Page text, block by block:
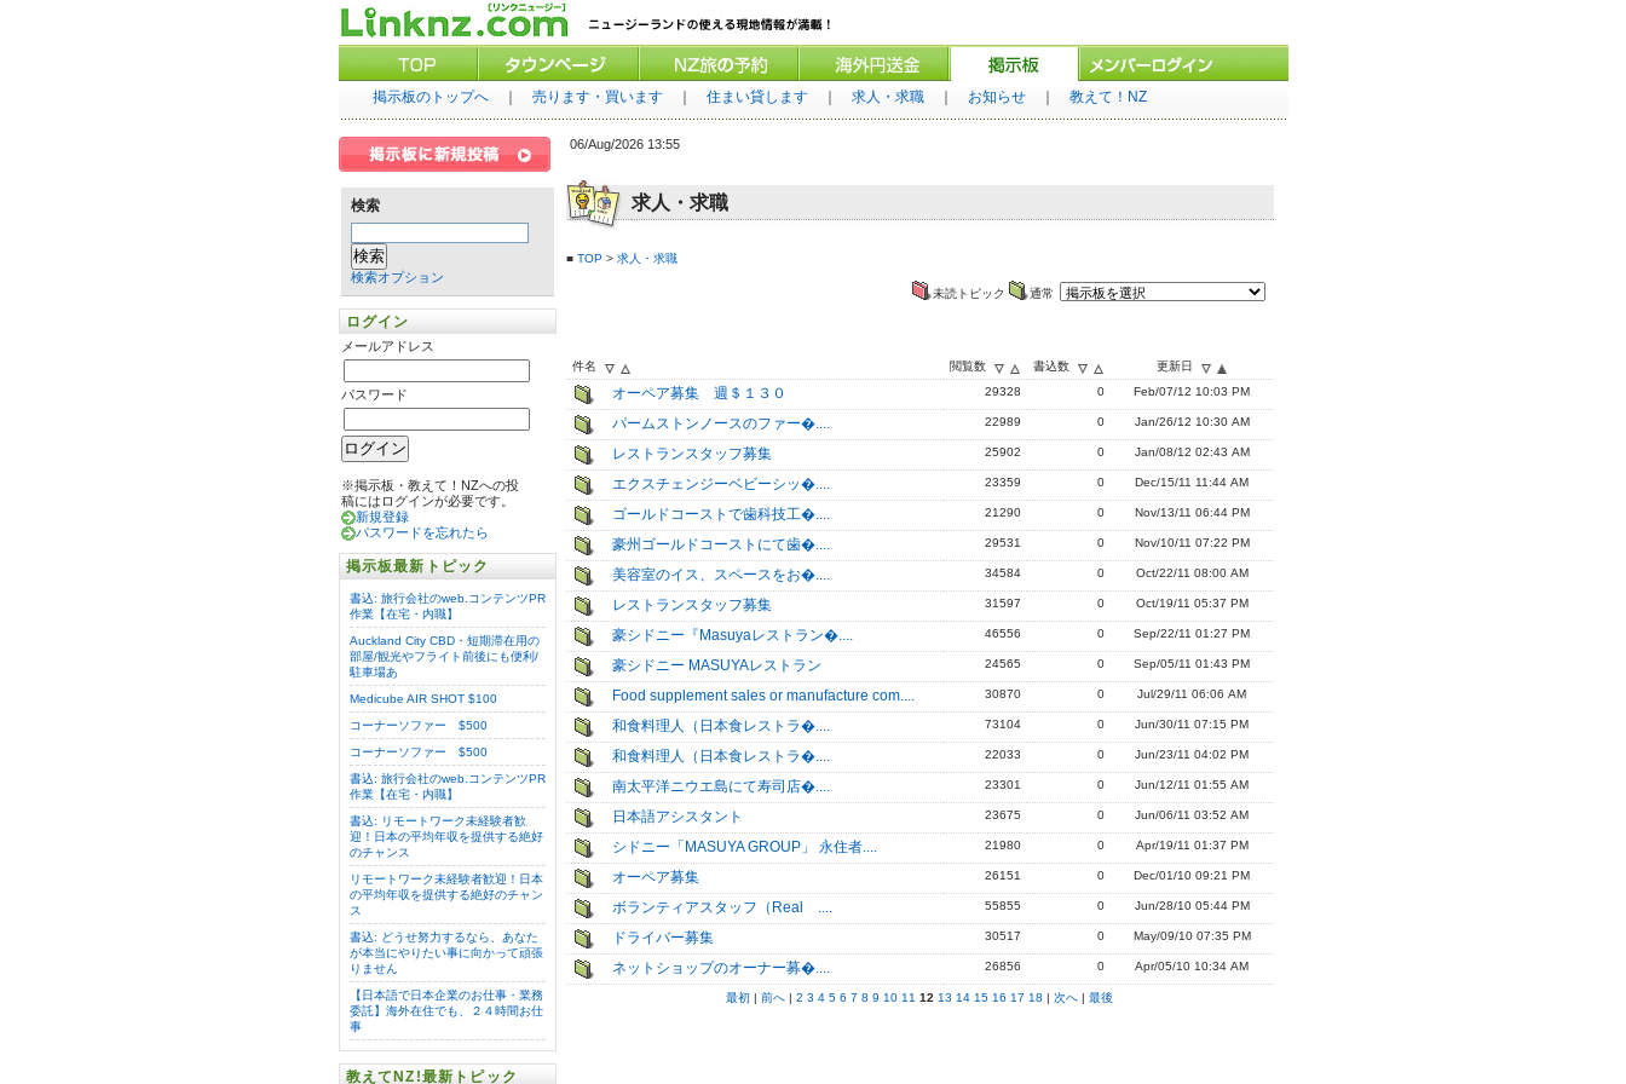
掲示板のトップへ｜ 売ります・買います｜ 住まい貸します｜ 求人・求職｜ お知らせ｜ 教えて！NZ
検索
検索オプション
ログイン
メールアドレス
パスワード
※掲示板・教えて！NZへの投
稿にはログインが必要です。
新規登録
パスワードを忘れたら
掲示板最新トピック
書込: 旅行会社のweb.コンテンツPR
作業【在宅・内職】
Auckland City CBD・短期滞在用の
部屋/観光やフライト前後にも便利/
駐車場あ
Medicube AIR SHOT $100
コーナーソファー $500
コーナーソファー $500
書込: 旅行会社のweb.コンテンツPR
作業【在宅・内職】
書込: リモートワーク未経験者歓
迎！日本の平均年収を提供する絶好
のチャンス
リモートワーク未経験者歓迎！日本
の平均年収を提供する絶好のチャン
ス
書込: どうせ努力するなら、あなた
が本当にやりたい事に向かって頑張
りません
【日本語で日本企業のお仕事・業務
委託】海外在住でも、２４時間お仕
事
教えてNZ!最新トピック
06/Aug/2026 13:55
求人・求職
■ TOP> 求人・求職
未読トピック 通常
件名 閲覧数 書込数 更新日
オーペア募集 週＄１３０ 29328 0 Feb/07/12 10:03 PM
パームストンノースのファー�.... 22989 0 Jan/26/12 10:30 AM
レストランスタッフ募集 25902 0 Jan/08/12 02:43 AM
エクスチェンジーベビーシッ�.... 23359 0 Dec/15/11 11:44 AM
ゴールドコーストで歯科技工�.... 21290 0 Nov/13/11 06:44 PM
豪州ゴールドコーストにて歯�.... 29531 0 Nov/10/11 07:22 PM
美容室のイス、スペースをお�.... 34584 0 Oct/22/11 08:00 AM
レストランスタッフ募集 31597 0 Oct/19/11 05:37 PM
豪シドニー『Masuyaレストラン�.... 46556 0 Sep/22/11 01:27 PM
豪シドニー MASUYAレストラン 24565 0 Sep/05/11 01:43 PM
Food supplement sales or manufacture com.... 30870 0 Jul/29/11 06:06 AM
和食料理人（日本食レストラ�.... 73104 0 Jun/30/11 07:15 PM
和食料理人（日本食レストラ�.... 22033 0 Jun/23/11 04:02 PM
南太平洋ニウエ島にて寿司店�.... 23301 0 Jun/12/11 01:55 AM
日本語アシスタント 23675 0 Jun/06/11 03:52 AM
シドニー「MASUYA GROUP」 永住者.... 21980 0 Apr/19/11 01:37 PM
オーペア募集 26151 0 Dec/01/10 09:21 PM
ボランティアスタッフ（Real .... 55855 0 Jun/28/10 05:44 PM
ドライバー募集 30517 0 May/09/10 07:35 PM
ネットショップのオーナー募�.... 26856 0 Apr/05/10 10:34 AM
最初 | 前へ | 2 3 4 5 6 7 8 9 10 11 12 13 14 15 16 17 18 | 次へ | 最後